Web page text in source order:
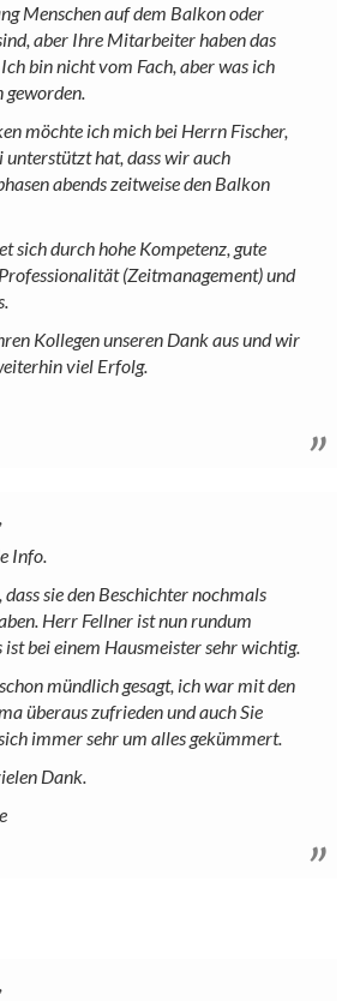
Menschen auf dem Balkon oder
aber Ihre Mitarbeiter haben das
bin nicht vom Fach, aber was ich
geworden.
möchte ich mich bei Herrn Fischer,
unterstützt hat, dass wir auch
abends zeitweise den Balkon
sich durch hohe Kompetenz, gute
(Zeitmanagement) und
Kollegen unseren Dank aus und wir
viel Erfolg.
Info.
sie den Beschichter nochmals
Herr Fellner ist nun rundum
ist bei einem Hausmeister sehr wichtig.
mündlich gesagt, ich war mit den
überaus zufrieden und auch Sie
immer sehr um alles gekümmert.
Dank.